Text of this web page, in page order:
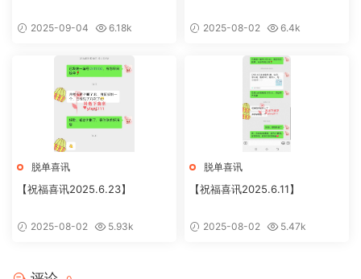
2025-09-04 6.18k 2025-08-02 6.4k
脱单喜讯
【祝福喜讯2025.6.23】
2025-08-02 5.93k
脱单喜讯
【祝福喜讯2025.6.11】
2025-08-02 5.47k